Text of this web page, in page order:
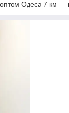
Одеса 7 км —